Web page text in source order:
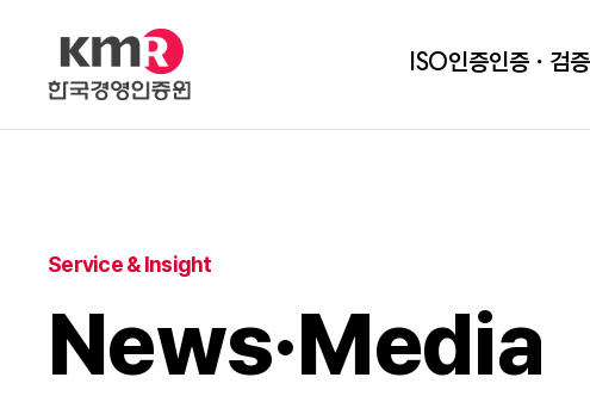
ISO인증인증ㆍ검
Service & Insight
News·Media